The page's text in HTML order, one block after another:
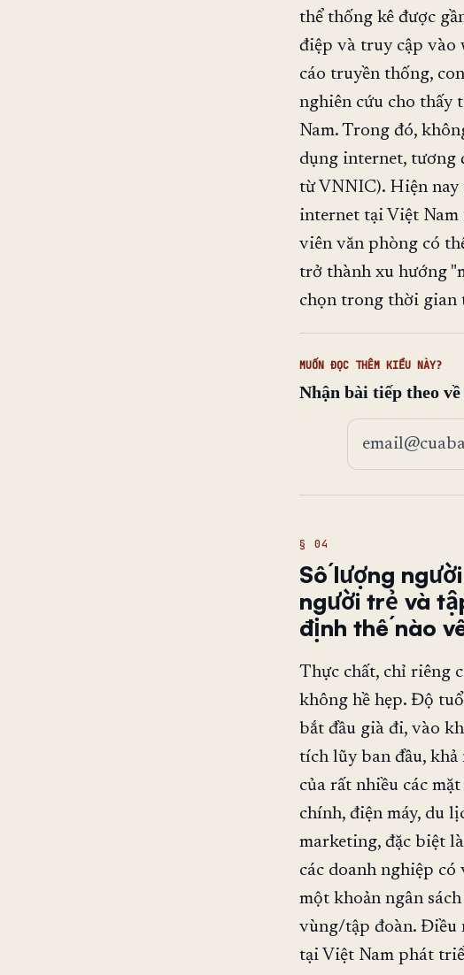
thể thống kê được
điệp và truy cập vào
cáo truyền thống,
nghiên cứu cho thấy
Nam. Trong đó,
dụng internet, tương
từ VNNIC). Hiện
internet tại Việt
viên văn phòng có
trở thành xu hướng
chọn trong thời gian
MUỐN ĐỌC THÊM KIỂU NÀY?
Nhận bài tiếp theo
Địa chỉ email
Số lượng
người trẻ và
định thế nào
Thực chất, chỉ riêng
không hề hẹp. Độ
bắt đầu già đi, vào
tích lũy ban đầu,
của rất nhiều các
chính, điện máy, du
marketing, đặc biệt
các doanh nghiệp
một khoản ngân
vùng/tập đoàn. Điều
tại Việt Nam phát